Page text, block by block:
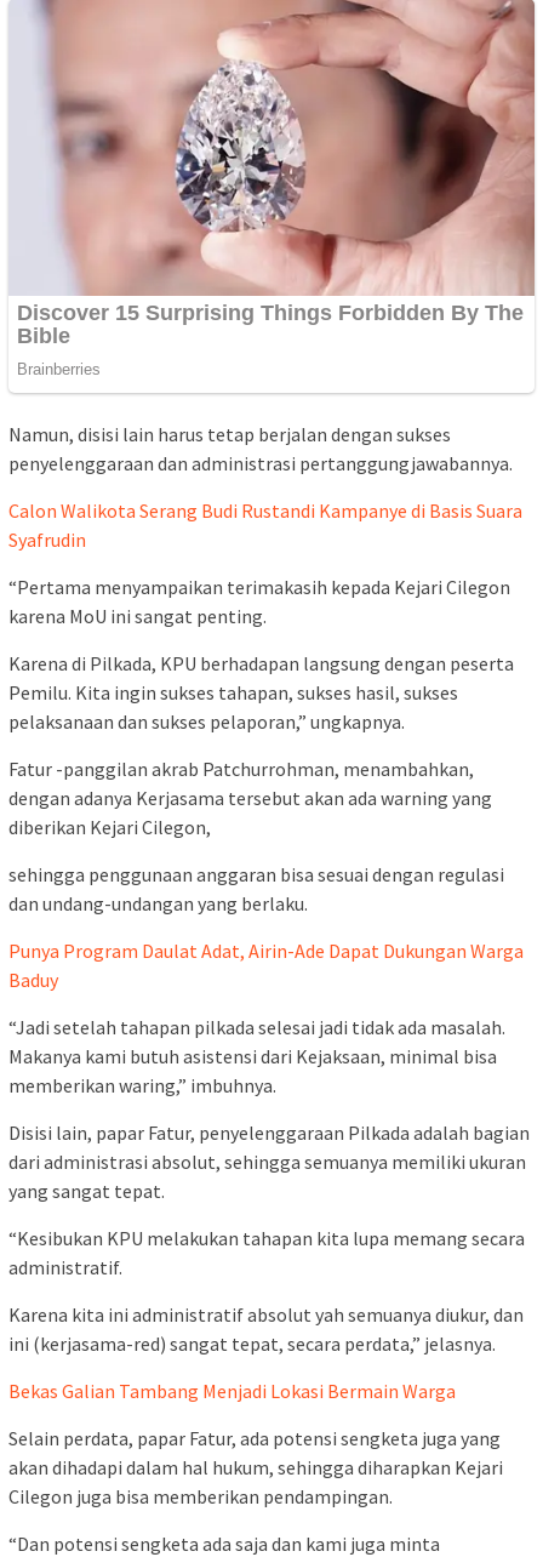
Namun, disisi lain harus tetap berjalan dengan sukses
penyelenggaraan dan administrasi pertanggungjawabannya.
Calon Walikota Serang Budi Rustandi Kampanye di Basis Suara
Syafrudin
“Pertama menyampaikan terimakasih kepada Kejari Cilegon
karena MoU ini sangat penting.
Karena di Pilkada, KPU berhadapan langsung dengan peserta
Pemilu. Kita ingin sukses tahapan, sukses hasil, sukses
pelaksanaan dan sukses pelaporan,” ungkapnya.
Fatur -panggilan akrab Patchurrohman, menambahkan,
dengan adanya Kerjasama tersebut akan ada warning yang
diberikan Kejari Cilegon,
sehingga penggunaan anggaran bisa sesuai dengan regulasi
dan undang-undangan yang berlaku.
Punya Program Daulat Adat, Airin-Ade Dapat Dukungan Warga
Baduy
“Jadi setelah tahapan pilkada selesai jadi tidak ada masalah.
Makanya kami butuh asistensi dari Kejaksaan, minimal bisa
memberikan waring,” imbuhnya.
Disisi lain, papar Fatur, penyelenggaraan Pilkada adalah bagian
dari administrasi absolut, sehingga semuanya memiliki ukuran
yang sangat tepat.
“Kesibukan KPU melakukan tahapan kita lupa memang secara
administratif.
Karena kita ini administratif absolut yah semuanya diukur, dan
ini (kerjasama-red) sangat tepat, secara perdata,” jelasnya.
Bekas Galian Tambang Menjadi Lokasi Bermain Warga
Selain perdata, papar Fatur, ada potensi sengketa juga yang
akan dihadapi dalam hal hukum, sehingga diharapkan Kejari
Cilegon juga bisa memberikan pendampingan.
“Dan potensi sengketa ada saja dan kami juga minta